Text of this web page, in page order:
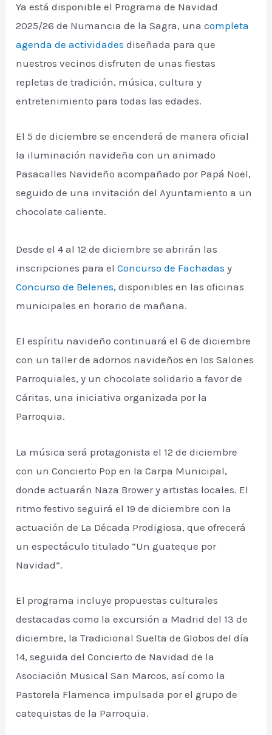
Ya está disponible el Programa de Navidad
2025/26 de Numancia de la Sagra, una completa
agenda de actividades diseñada para que
nuestros vecinos disfruten de unas fiestas
repletas de tradición, música, cultura y
entretenimiento para todas las edades.
El 5 de diciembre se encenderá de manera oficial
la iluminación navideña con un animado
Pasacalles Navideño acompañado por Papá Noel,
seguido de una invitación del Ayuntamiento a un
chocolate caliente.
Desde el 4 al 12 de diciembre se abrirán las
inscripciones para elConcurso de Fachadasy
Concurso de Belenes, disponibles en las oficinas
municipales en horario de mañana.
El espíritu navideño continuará el 6 de diciembre
con un taller de adornos navideños en los Salones
Parroquiales, y un chocolate solidario a favor de
Cáritas, una iniciativa organizada por la
Parroquia.
La música será protagonista el 12 de diciembre
con un Concierto Pop en la Carpa Municipal,
donde actuarán Naza Brower y artistas locales. El
ritmo festivo seguirá el 19 de diciembre con la
actuación de La Década Prodigiosa, que ofrecerá
un espectáculo titulado “Un guateque por
Navidad”.
El programa incluye propuestas culturales
destacadas como la excursión a Madrid del 13 de
diciembre, la Tradicional Suelta de Globos del día
14, seguida del Concierto de Navidad de la
Asociación Musical San Marcos, así como la
Pastorela Flamenca impulsada por el grupo de
catequistas de la Parroquia.